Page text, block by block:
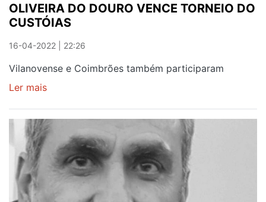
OLIVEIRA DO DOURO VENCE TORNEIO DO
CUSTÓIAS
16-04-2022 | 22:26
Vilanovense e Coimbrões também participaram
Ler mais
DOURO
VENCE
TORNEIO
DO
CUSTÓIAS